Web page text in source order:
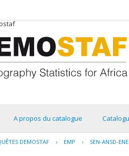
A propos du catalogue
DEMOSTAF › EMP › SEN-ANSD-